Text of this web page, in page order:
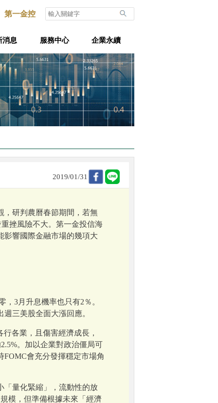
第一金控
消息 服務中心 企業永續
2019/01/31
，研判農曆春節期間，若無
挫風險不大。第一金投信海
影響國際金融市場的幾項大
3月升息機率也只有2％。
三美股全面大漲回應。
各業，且傷害經濟成長，
。加以企業對政治僵局可
會充分發揮穩定市場角
「量化緊縮」，流動性的放
模，但準備根據未來「經濟